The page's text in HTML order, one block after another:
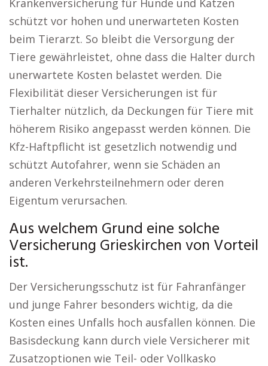
Krankenversicherung für Hunde und Katzen
schützt vor hohen und unerwarteten Kosten
beim Tierarzt. So bleibt die Versorgung der
Tiere gewährleistet, ohne dass die Halter durch
unerwartete Kosten belastet werden. Die
Flexibilität dieser Versicherungen ist für
Tierhalter nützlich, da Deckungen für Tiere mit
höherem Risiko angepasst werden können. Die
Kfz-Haftpflicht ist gesetzlich notwendig und
schützt Autofahrer, wenn sie Schäden an
anderen Verkehrsteilnehmern oder deren
Eigentum verursachen.
Aus welchem Grund eine solche
Versicherung Grieskirchen von Vorteil
ist.
Der Versicherungsschutz ist für Fahranfänger
und junge Fahrer besonders wichtig, da die
Kosten eines Unfalls hoch ausfallen können. Die
Basisdeckung kann durch viele Versicherer mit
Zusatzoptionen wie Teil- oder Vollkasko